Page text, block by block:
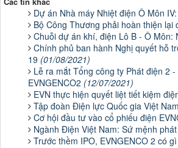
Dự án Nhà máy Nhiệt điện Ô Môn
Bộ Công Thương phải hoàn thiện lại
Chuỗi dự án khí, điện Lô B - Ô Môn:
Chính phủ ban hành Nghị quyết hỗ
19 (01/08/2021)
Lễ ra mắt Tổng công ty Phát điện 2
EVNGENCO2 (12/07/2021)
EVN thực hiện quyết liệt tiết kiệm
Tập đoàn Điện lực Quốc gia Việt
Cơ hội đầu tư vào cổ phiếu điện
Ngành Điện Việt Nam: Sứ mệnh
Trước thềm IPO, EVNGENCO 2 có